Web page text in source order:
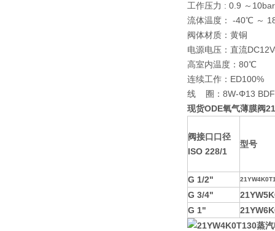
工作压力 : 0.9 ～
流体温度： -40℃ ～
阀体材质：黄铜
电源电压：直流
高室内温度：80℃
连续工作：ED100%
线 圈：8W-Φ13
现货ODE氧气薄膜阀
阀接口口径
ISO 228/1
型号
G 1/2"
G 3/4"
G 1"